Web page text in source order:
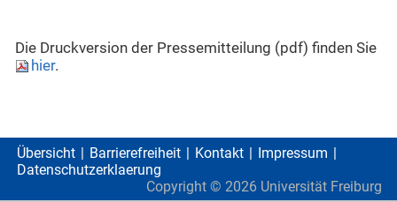
Die Druckversion der Pressemitteilung (pdf) finden Sie
hier.
Übersicht Barrierefreiheit Kontakt
Impressum
Datenschutzerklaerung
Copyright © 2026 Universität Freiburg